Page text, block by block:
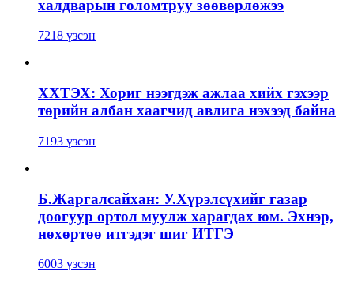
халдварын голомтруу зөөвөрлөжээ
7218 үзсэн
ХХТЭХ: Хориг нээгдэж ажлаа хийх гэхээр
төрийн албан хаагчид авлига нэхээд байна
7193 үзсэн
Б.Жаргалсайхан: У.Хүрэлсүхийг газар
доогуур ортол муулж харагдах юм. Эхнэр,
нөхөртөө итгэдэг шиг ИТГЭ
6003 үзсэн